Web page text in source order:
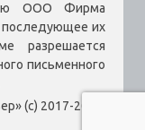
ООО Фирма
последующее их
разрешается
письменного
(c) 2017-2026